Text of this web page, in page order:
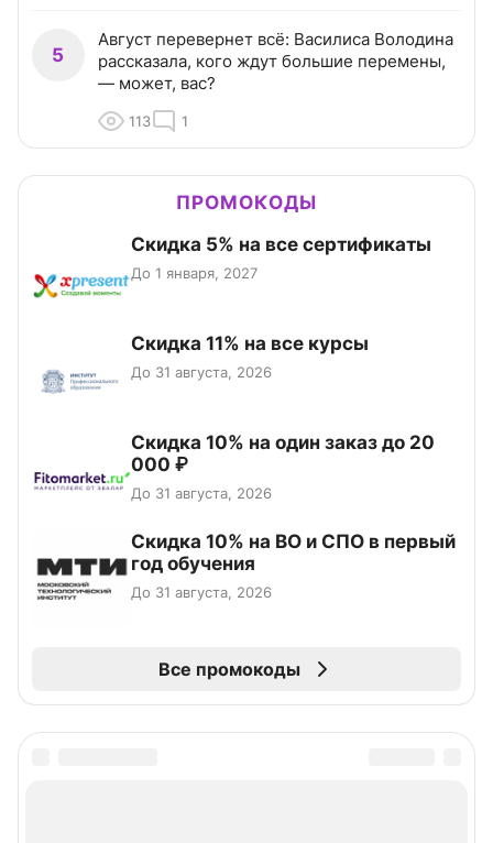
5
Август перевернет всё: Василиса Володина
рассказала, кого ждут большие перемены,
— может, вас?
113 1
ПРОМОКОДЫ
Скидка 5% на все сертификаты
До 1 января, 2027
Скидка 11% на все курсы
До 31 августа, 2026
Скидка 10% на один заказ до 20
000 ₽
До 31 августа, 2026
Скидка 10% на ВО и СПО в первый
год обучения
До 31 августа, 2026
Все промокоды